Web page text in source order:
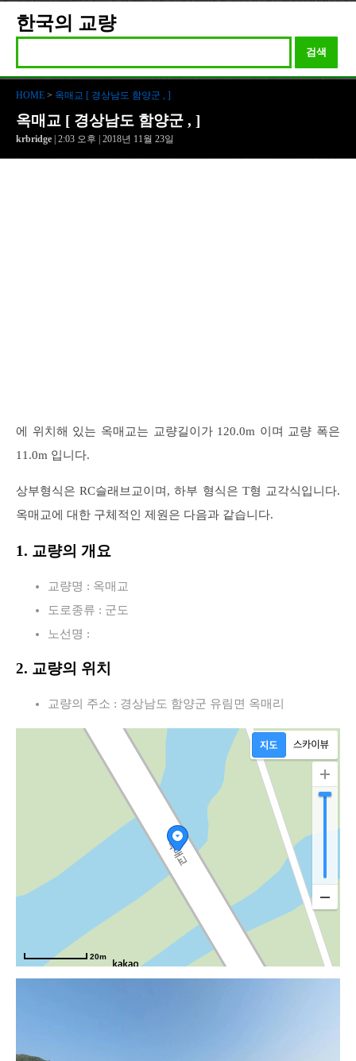
한국의 교량
검색
HOME > 옥매교 [ 경상남도 함양군 , ]
옥매교 [ 경상남도 함양군 , ]
krbridge | 2:03 오후 | 2018년 11월 23일
에 위치해 있는 옥매교는 교량길이가 120.0m 이며 교량 폭은
11.0m 입니다.
상부형식은 RC슬래브교이며, 하부 형식은 T형 교각식입니다.
옥매교에 대한 구체적인 제원은 다음과 같습니다.
1. 교량의 개요
교량명 : 옥매교
도로종류 : 군도
노선명 :
2. 교량의 위치
교량의 주소 : 경상남도 함양군 유림면 옥매리
20m